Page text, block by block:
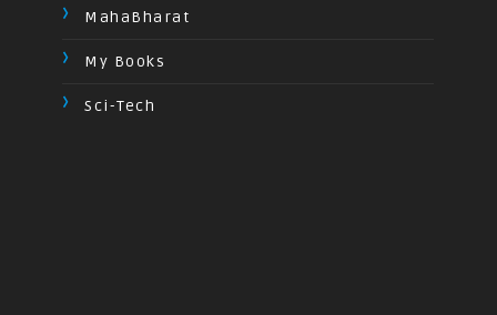
MahaBharat
My Books
Sci-Tech